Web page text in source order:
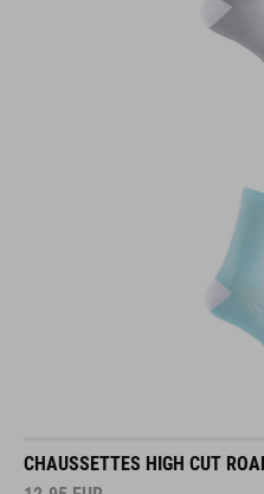
CHAUSSETTES HIGH CUT